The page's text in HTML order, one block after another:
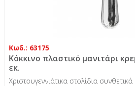
Κωδ.: 63175
Κόκκινο πλαστικό μανιτάρι
εκ.
Χριστουγεννιάτικα στολίδια συνθετικά